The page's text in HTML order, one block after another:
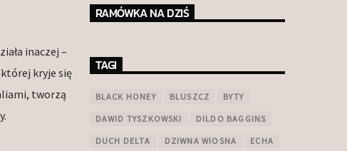
inaczej –
której kryje się
tworzą
RAMÓWKA NA DZIŚ
TAGI
BLACK HONEY BLUSZCZ BYTY
DAWID TYSZKOWSKI DILDO BAGGINS
DUCH DELTA DZIWNA WIOSNA ECHA